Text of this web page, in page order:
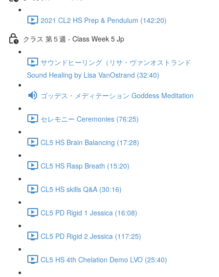
2021 CL2 HS Prep & Pendulum (142:20)
クラス 第５週 - Class Week 5 Jp
サウンドヒーリング（リサ・ヴァンオストランド
Sound Healing by Lisa VanOstrand (32:40)
ゴッデス・メディテーション Goddess Meditation
セレモニー Ceremonies (76:25)
CL5 HS Brain Balancing (17:28)
CL5 HS Rasp Breath (15:20)
CL5 HS skills Q&A (30:16)
CL5 PD Rigid 1 Jessica (16:08)
CL5 PD Rigid 2 Jessica (117:25)
CL5 HS 4th Chelation Demo LVO (25:40)